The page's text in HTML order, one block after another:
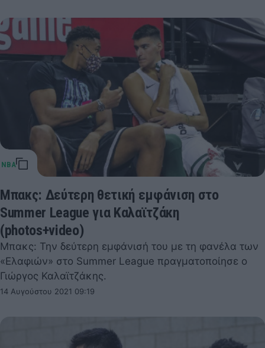
Μπακς: Δεύτερη θετική εμφάνιση στο
Summer League για Καλαϊτζάκη
(photos+video)
Μπακς: Την δεύτερη εμφάνισή του με τη φανέλα των
«Ελαφιών» στο Summer League πραγματοποίησε ο
Γιώργος Καλαϊτζάκης.
14 Αυγούστου 2021 09:19